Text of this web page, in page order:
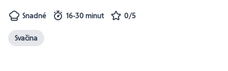
Snadné 16-30 minut 0/5
Svačina